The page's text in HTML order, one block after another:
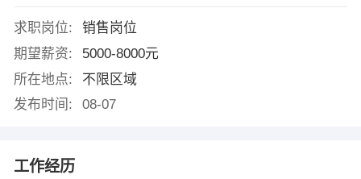
求职岗位:
销售岗位
期望薪资:
5000-8000元
所在地点:
不限区域
发布时间:
08-07
工作经历